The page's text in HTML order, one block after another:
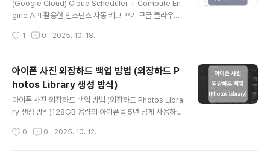
NTIALS 변수로 '~/.bashrc' 파일에 등록해 둔 상태였습
니다.) crontab 작업 시 환경변수를 불러오지 못하는 이유
으로 'cr..
(Google Cloud) Cloud Scheduler + Compute En
gine API 활용한 인스턴스 자동 키고 끄기 구글 클라우드
는데, 자동매매의 경우 시장 시간에만 돌아가면 되기 때문
주식시장만 대상으로 할 때는 '인스턴스' 기능을 활용하여
서버를 자동으로 키고 끄도록 설정했는데, 야간에 미국시
장에도 프로그램을 실행하게 되면서 '인스턴스 일정' 기능
만으로는 서버를 완전히 자동으로 키고 끌 수 없게 되어 다
른 방안을 찾아보게 되었습니다. (google cloud 정책상
수 없도록 되어 있습니다.) '인스턴스 일정' 기능을 대..
1 0 2025. 10. 18.
아이폰 사진 외장하드 백업 방법 (외장하드 P
hotos Library 생성 방식)
아이폰 사진 외장하드 백업 방법 (외장하드 Photos Libra
ry 생성 방식)128GB 용량의 아이폰을 5년 넘게 사용하다
이 항상 부족했는데요.특히나 사진이 용량을 너무 많이 차
0 0 2025. 10. 12.